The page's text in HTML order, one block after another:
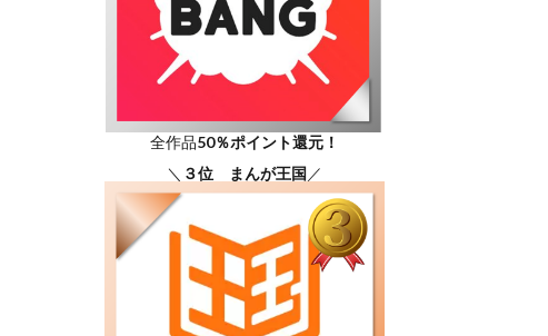
全作品50％ポイント還元！
＼ ３位 まんが王国 ／